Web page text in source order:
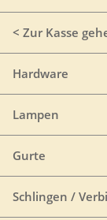
< Zur Kasse
Hardware
Lampen
Gurte
Schlingen /